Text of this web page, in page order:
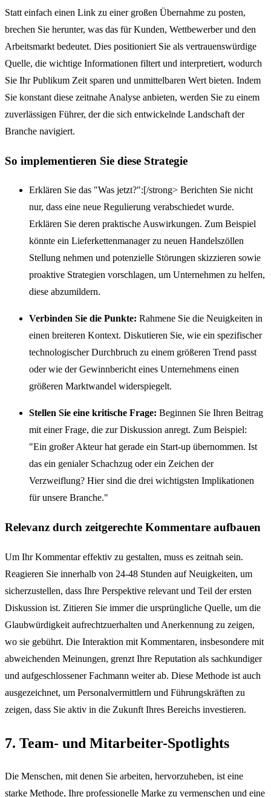
Statt einfach einen Link zu einer großen Übernahme zu posten,
brechen Sie herunter, was das für Kunden, Wettbewerber und den
Arbeitsmarkt bedeutet. Dies positioniert Sie als vertrauenswürdige
Quelle, die wichtige Informationen filtert und interpretiert, wodurch
Sie Ihr Publikum Zeit sparen und unmittelbaren Wert bieten. Indem
Sie konstant diese zeitnahe Analyse anbieten, werden Sie zu einem
zuverlässigen Führer, der die sich entwickelnde Landschaft der
Branche navigiert.
So implementieren Sie diese Strategie
Erklären Sie das "Was jetzt?":[/strong> Berichten Sie nicht
nur, dass eine neue Regulierung verabschiedet wurde.
Erklären Sie deren praktische Auswirkungen. Zum Beispiel
könnte ein Lieferkettenmanager zu neuen Handelszöllen
Stellung nehmen und potenzielle Störungen skizzieren sowie
proaktive Strategien vorschlagen, um Unternehmen zu helfen,
diese abzumildern.
Verbinden Sie die Punkte: Rahmene Sie die Neuigkeiten in
einen breiteren Kontext. Diskutieren Sie, wie ein spezifischer
technologischer Durchbruch zu einem größeren Trend passt
oder wie der Gewinnbericht eines Unternehmens einen
größeren Marktwandel widerspiegelt.
Stellen Sie eine kritische Frage: Beginnen Sie Ihren Beitrag
mit einer Frage, die zur Diskussion anregt. Zum Beispiel:
"Ein großer Akteur hat gerade ein Start-up übernommen. Ist
das ein genialer Schachzug oder ein Zeichen der
Verzweiflung? Hier sind die drei wichtigsten Implikationen
für unsere Branche."
Relevanz durch zeitgerechte Kommentare aufbauen
Um Ihr Kommentar effektiv zu gestalten, muss es zeitnah sein.
Reagieren Sie innerhalb von 24-48 Stunden auf Neuigkeiten, um
sicherzustellen, dass Ihre Perspektive relevant und Teil der ersten
Diskussion ist. Zitieren Sie immer die ursprüngliche Quelle, um die
Glaubwürdigkeit aufrechtzuerhalten und Anerkennung zu zeigen,
wo sie gebührt. Die Interaktion mit Kommentaren, insbesondere mit
abweichenden Meinungen, grenzt Ihre Reputation als sachkundiger
und aufgeschlossener Fachmann weiter ab. Diese Methode ist auch
ausgezeichnet, um Personalvermittlern und Führungskräften zu
zeigen, dass Sie aktiv in die Zukunft Ihres Bereichs investieren.
7. Team- und Mitarbeiter-Spotlights
Die Menschen, mit denen Sie arbeiten, hervorzuheben, ist eine
starke Methode, Ihre professionelle Marke zu vermenschen und eine